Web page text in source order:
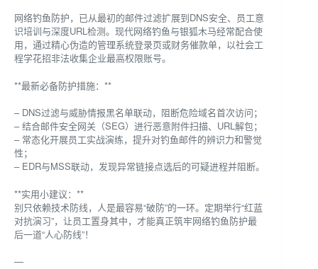
网络钓鱼防护，已从最初的邮件过滤扩展到DNS安全、员工意
识培训与深度URL检测。现代网络钓鱼与银狐木马经常配合使
用，通过精心伪造的管理系统登录页或财务催款单，以社会工
程学花招非法收集企业最高权限账号。
**最新必备防护措施：**
– DNS过滤与威胁情报黑名单联动，阻断危险域名首次访问；
– 结合邮件安全网关（SEG）进行恶意附件扫描、URL解包；
– 常态化开展员工实战演练，提升对钓鱼邮件的辨识力和警觉
性；
– EDR与MSS联动，发现异常链接点选后的可疑进程并阻断。
**实用小建议：**
别只依赖技术防线，人是最容易“破防”的一环。定期举行“红蓝
对抗演习”，让员工置身其中，才能真正筑牢网络钓鱼防护最
后一道“人心防线”！
—